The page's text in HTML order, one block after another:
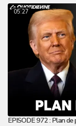
05:27
EPISODE 972 : Plan de